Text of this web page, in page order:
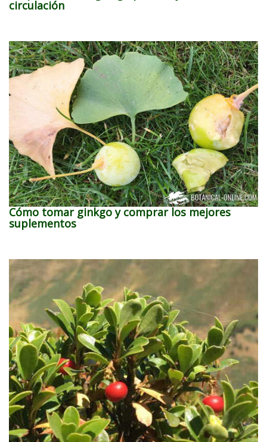
circulación
Cómo tomar ginkgo y comprar los mejores
suplementos